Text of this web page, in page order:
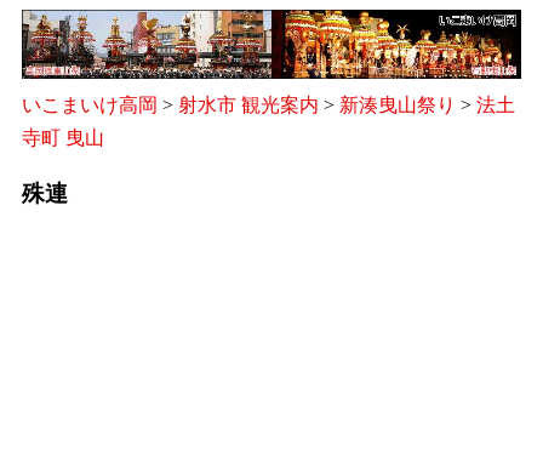
いこまいけ高岡 > 射水市 観光案内 > 新湊曳山祭り > 法土
寺町 曳山
殊連